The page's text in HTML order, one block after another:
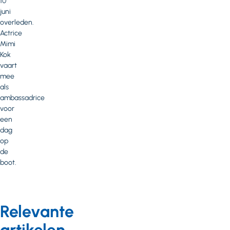
juni
overleden.
Actrice
Mimi
Kok
vaart
mee
als
ambassadrice
voor
een
dag
op
de
boot.
Relevante